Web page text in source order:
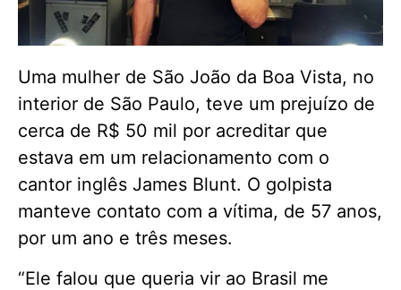
Uma mulher de São João da Boa Vista, no
interior de São Paulo, teve um prejuízo de
cerca de R$ 50 mil por acreditar que
estava em um relacionamento com o
cantor inglês James Blunt. O golpista
manteve contato com a vítima, de 57 anos,
por um ano e três meses.
“Ele falou que queria vir ao Brasil me